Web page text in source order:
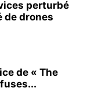
perturbé
de drones
de « The